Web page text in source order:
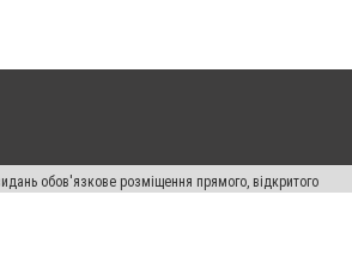
обов'язкове розміщення прямого, відкритого